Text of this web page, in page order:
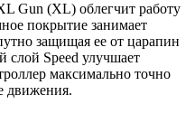
Gun (XL) облегчит работу
покрытие занимает
защищая ее от царапин
слой Speed улучшает
максимально точно
движения.